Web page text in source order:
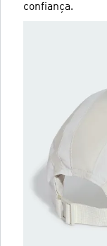
confiança.